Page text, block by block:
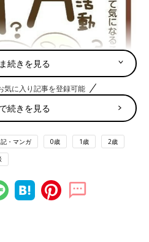
続きを見る
気に入り記事を登録可能
続きを見る
・マンガ 0歳 1歳 2歳